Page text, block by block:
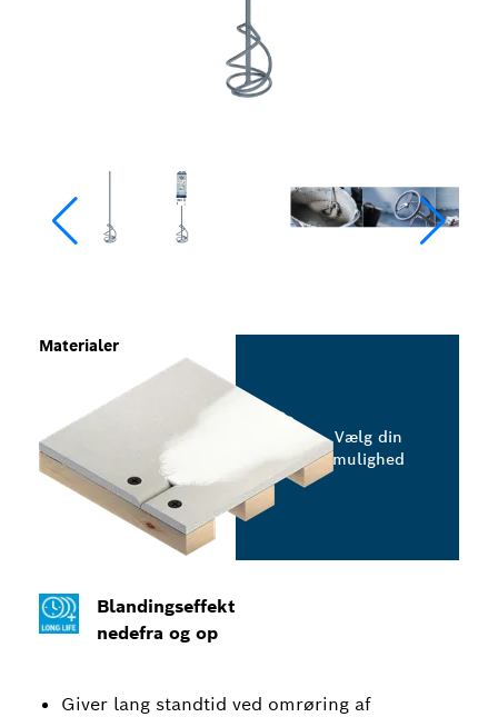
Blandingseffekt
nedefra og op
Giver lang standtid ved omrøring af
Materialer
Vælg din
mulighed